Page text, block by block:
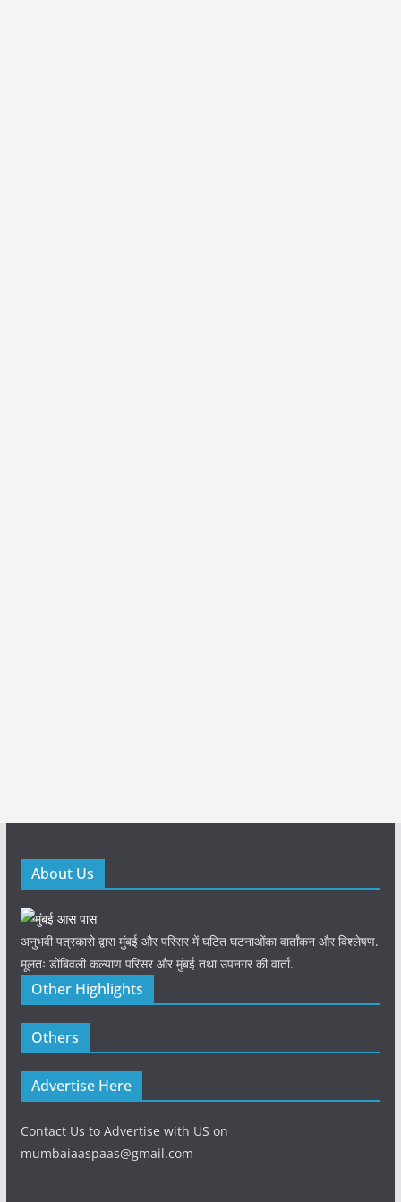
About Us
अनुभवी पत्रकारो द्वारा मुंबई और परिसर में घटित घटनाओंका वार्तांकन और विश्लेषण.
मूलतः डोंबिवली कल्याण परिसर और मुंबई तथा उपनगर की वार्ता.
Other Highlights
Others
Advertise Here
Contact Us to Advertise with US on
mumbaiaaspaas@gmail.com